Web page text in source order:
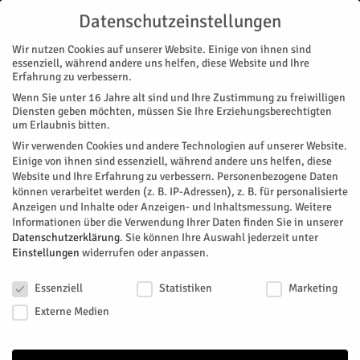
Start Schlagworte Infotainement
SCHLAGWORTE: infotainement
Datenschutzeinstellungen
Wir nutzen Cookies auf unserer Website. Einige von ihnen sind
essenziell, während andere uns helfen, diese Website und Ihre
Erfahrung zu verbessern.
Wenn Sie unter 16 Jahre alt sind und Ihre Zustimmung zu freiwilligen
Diensten geben möchten, müssen Sie Ihre Erziehungsberechtigten
um Erlaubnis bitten.
Wir verwenden Cookies und andere Technologien auf unserer Website.
Einige von ihnen sind essenziell, während andere uns helfen, diese
Website und Ihre Erfahrung zu verbessern. Personenbezogene Daten
können verarbeitet werden (z. B. IP-Adressen), z. B. für personalisierte
Anzeigen und Inhalte oder Anzeigen- und Inhaltsmessung. Weitere
Informationen über die Verwendung Ihrer Daten finden Sie in unserer
Datenschutzerklärung. Sie können Ihre Auswahl jederzeit unter
Einstellungen widerrufen oder anpassen.
Essenziell
Statistiken
Marketing
Externe Medien